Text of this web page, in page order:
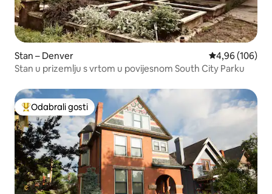
Stan – Denver Prosječna
4,96 (106)
Stan u prizemlju s vrtom u povijesnom South City Parku
Među najviše rangiranima s oznakom „Odabrali gosti”
Odabrali gosti